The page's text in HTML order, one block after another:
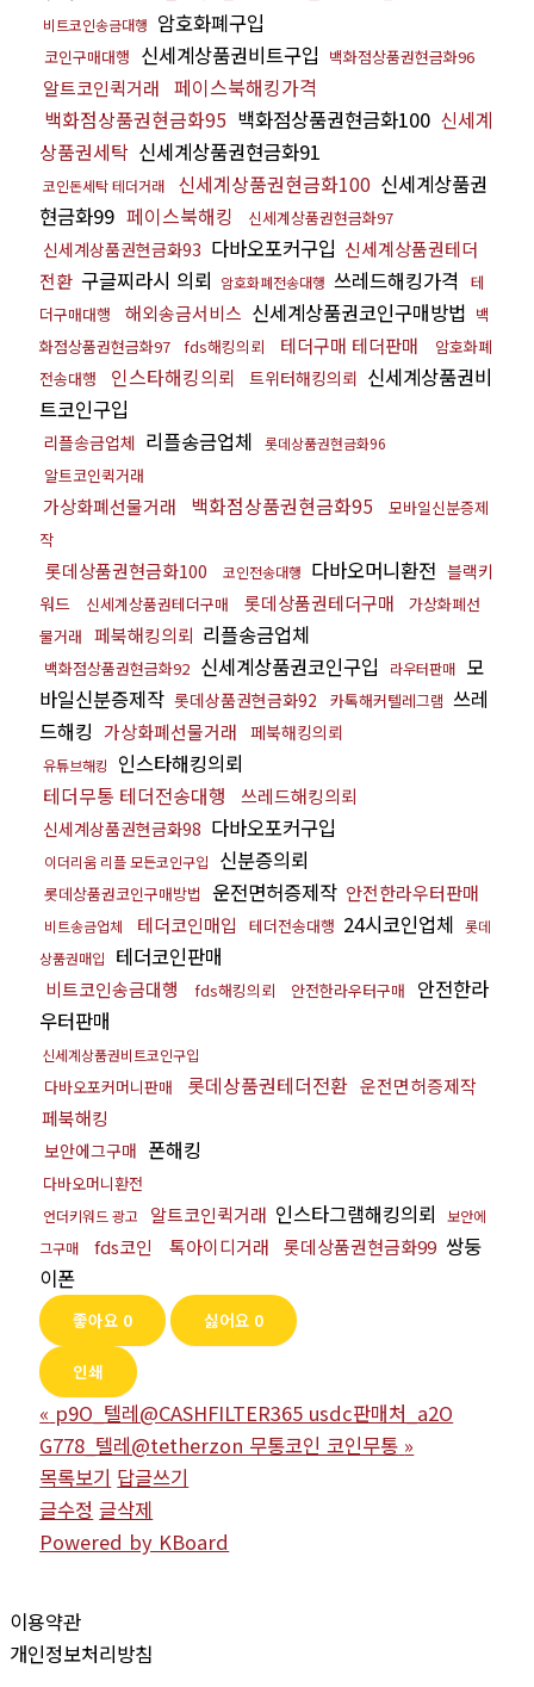
비트코인송금대행 암호화폐구입
코인구매대행 신세계상품권비트구입 백화점상품권현금화96
알트코인퀵거래
페이스북해킹가격
백화점상품권현금화95 백화점상품권현금화100 신세계
상품권세탁 신세계상품권현금화91
코인돈세탁 테더거래 신세계상품권현금화100 신세계상품권
현금화99 페이스북해킹 신세계상품권현금화97
신세계상품권현금화93 다바오포커구입 신세계상품권테더
전환 구글찌라시 의뢰 암호화폐전송대행 쓰레드해킹가격
테
더구매대행
해외송금서비스 신세계상품권코인구매방법 백
화점상품권현금화97 fds해킹의뢰 테더구매 테더판매
암호화폐
전송대행
인스타해킹의뢰 트위터해킹의뢰 신세계상품권비
트코인구입
리플송금업체 리플송금업체 롯데상품권현금화96
알트코인퀵거래
가상화폐선물거래 백화점상품권현금화95
모바일신분증제
작
롯데상품권현금화100 코인전송대행 다바오머니환전 블랙키
워드
신세계상품권테더구매 롯데상품권테더구매
가상화폐선
물거래 페북해킹의뢰 리플송금업체
백화점상품권현금화92 신세계상품권코인구입 라우터판매 모
바일신분증제작 롯데상품권현금화92 카톡해커텔레그램 쓰레
드해킹 가상화폐선물거래 페북해킹의뢰
유튜브해킹
인스타해킹의뢰
테더무통 테더전송대행
쓰레드해킹의뢰
신세계상품권현금화98 다바오포커구입
이더리움 리플 모든코인구입 신분증의뢰
롯데상품권코인구매방법 운전면허증제작 안전한라우터판매
비트송금업체 테더코인매입 테더전송대행 24시코인업체
롯데
상품권매입
테더코인판매
비트코인송금대행 fds해킹의뢰 안전한라우터구매
안전한라
우터판매
신세계상품권비트코인구입
다바오포커머니판매 롯데상품권테더전환 운전면허증제작
페북해킹
보안에그구매 폰해킹
다바오머니환전
언더키워드 광고 알트코인퀵거래 인스타그램해킹의뢰
보안에
그구매
fds코인 톡아이디거래 롯데상품권현금화99 쌍둥
이폰
좋아요 0 싫어요 0
인쇄
« p9O_텔레@CASHFILTER365 usdc판매처_a2O
G778_텔레@tetherzon 무통코인 코인무통 »
목록보기 답글쓰기
글수정 글삭제
Powered by KBoard
이용약관
개인정보처리방침